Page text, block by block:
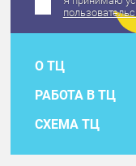
О ТЦ
РАБОТА В ТЦ
СХЕМА ТЦ